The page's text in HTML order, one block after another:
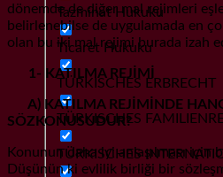
Tazminat Hukuku
Ticaret Hukuku
TÜRKISCHES ERBRECHT
TÜRKISCHES
TÜRKISCHES
dönemde de diğer mal rejimleri
belirlenebilse de uygulamada en
olan bu iki mal rejimi burada izah
1- KATILMA REJİMİ
A) KATILMA REJİMİNDE
SÖZKONUSUDUR?
Konunun daha iyi anlaşılması
Düşünün ki evlilik birliği bir